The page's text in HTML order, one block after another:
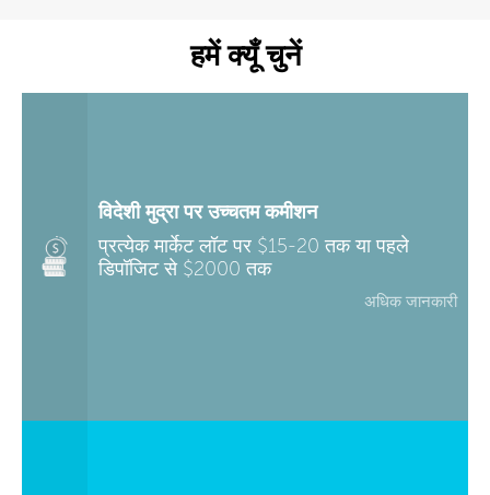
हमें क्यूँ चुनें
विदेशी मुद्रा पर उच्चतम कमीशन
प्रत्येक मार्केट लॉट पर $15-20 तक या पहले
डिपॉजिट से $2000 तक
अधिक जानकारी